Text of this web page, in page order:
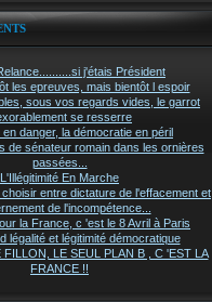
j'étais Président
les epreuves, mais bientôt l espoir
sous vos regards vides, le garrot
se resserre
danger, la démocratie en péril
de sénateur romain dans les ornières
passées...
L'Illégitimité En Marche
entre dictature de l'effacement et
de l'incompétence...
la France, c 'est le 8 Avril à Paris
légalité et légitimité démocratique
FILLON, LE SEUL PLAN B , C 'EST LA
FRANCE !!